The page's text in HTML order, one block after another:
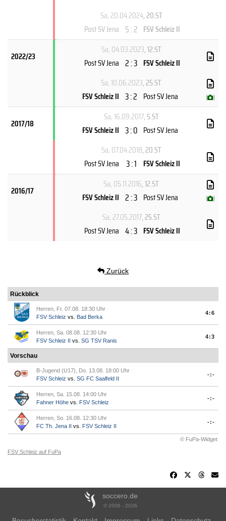
Sa, 20.04.2024, 20.ST
Post SV Jena 5 : 2 FSV Schleiz II
2022/23
Sa, 04.03.2023, 12.ST
Post SV Jena 2 : 3 FSV Schleiz II
Sa, 10.06.2023, 25.ST
FSV Schleiz II 3 : 2 Post SV Jena ( )
2017/18
Sa, 16.09.2017, 5.ST
FSV Schleiz II 3 : 0 Post SV Jena
Sa, 07.04.2018, 20.ST
Post SV Jena 3 : 1 FSV Schleiz II
2016/17
Sa, 05.11.2016, 12.ST
FSV Schleiz II 2 : 3 Post SV Jena ( )
Sa, 27.05.2017, 25.ST
Post SV Jena 4 : 3 FSV Schleiz II
Zurück
Rückblick
Herren, Fr. 07.08. 18:30 Uhr
FSV Schleiz vs. Bad Berka
4:6
Herren, Sa. 08.08. 12:30 Uhr
FSV Schleiz II vs. SG TSV Ranis
4:3
Vorschau
B-Jugend (U17), Do. 13.08. 18:00 Uhr
FSV Schleiz vs. SG FC Saalfeld II
-:-
Herren, Sa. 15.08. 14:00 Uhr
Fahner Höhe vs. FSV Schleiz
-:-
Herren, So. 16.08. 12:30 Uhr
FC Th. Jena II vs. FSV Schleiz II
-:-
© FuPa-Widget
FSV Schleiz auf FuPa
soccero.de
© 2006 - 2026